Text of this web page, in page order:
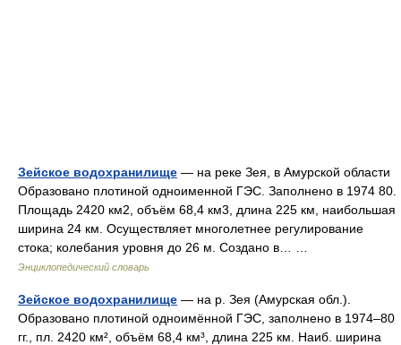
Зейское водохранилище — на реке Зея, в Амурской области
Образовано плотиной одноименной ГЭС. Заполнено в 1974 80.
Площадь 2420 км2, объём 68,4 км3, длина 225 км, наибольшая
ширина 24 км. Осуществляет многолетнее регулирование
стока; колебания уровня до 26 м. Создано в… …
Энциклопедический словарь
Зейское водохранилище — на р. Зея (Амурская обл.).
Образовано плотиной одноимённой ГЭС, заполнено в 1974–80
гг., пл. 2420 км², объём 68,4 км³, длина 225 км. Наиб. ширина